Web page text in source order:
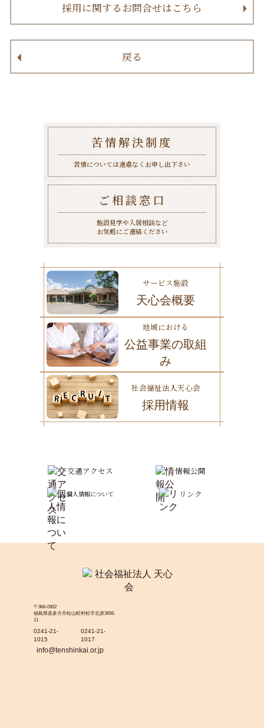
採用に関するお問合せはこちら
戻る
苦情解決制度
苦情については遠慮なくお申し出下さい
ご相談窓口
施設見学や入居相談など
お気軽にご連絡ください
サービス施設
天心会概要
地域における
公益事業の取組
み
社会福祉法人天心会
採用情報
交通アクセス 情報公開
個人情報について リンク
〒966-0902
福島県喜多方市松山町村松字北原3656-
11
0241-21-
1015
0241-21-
1017
info@tenshinkai.or.jp